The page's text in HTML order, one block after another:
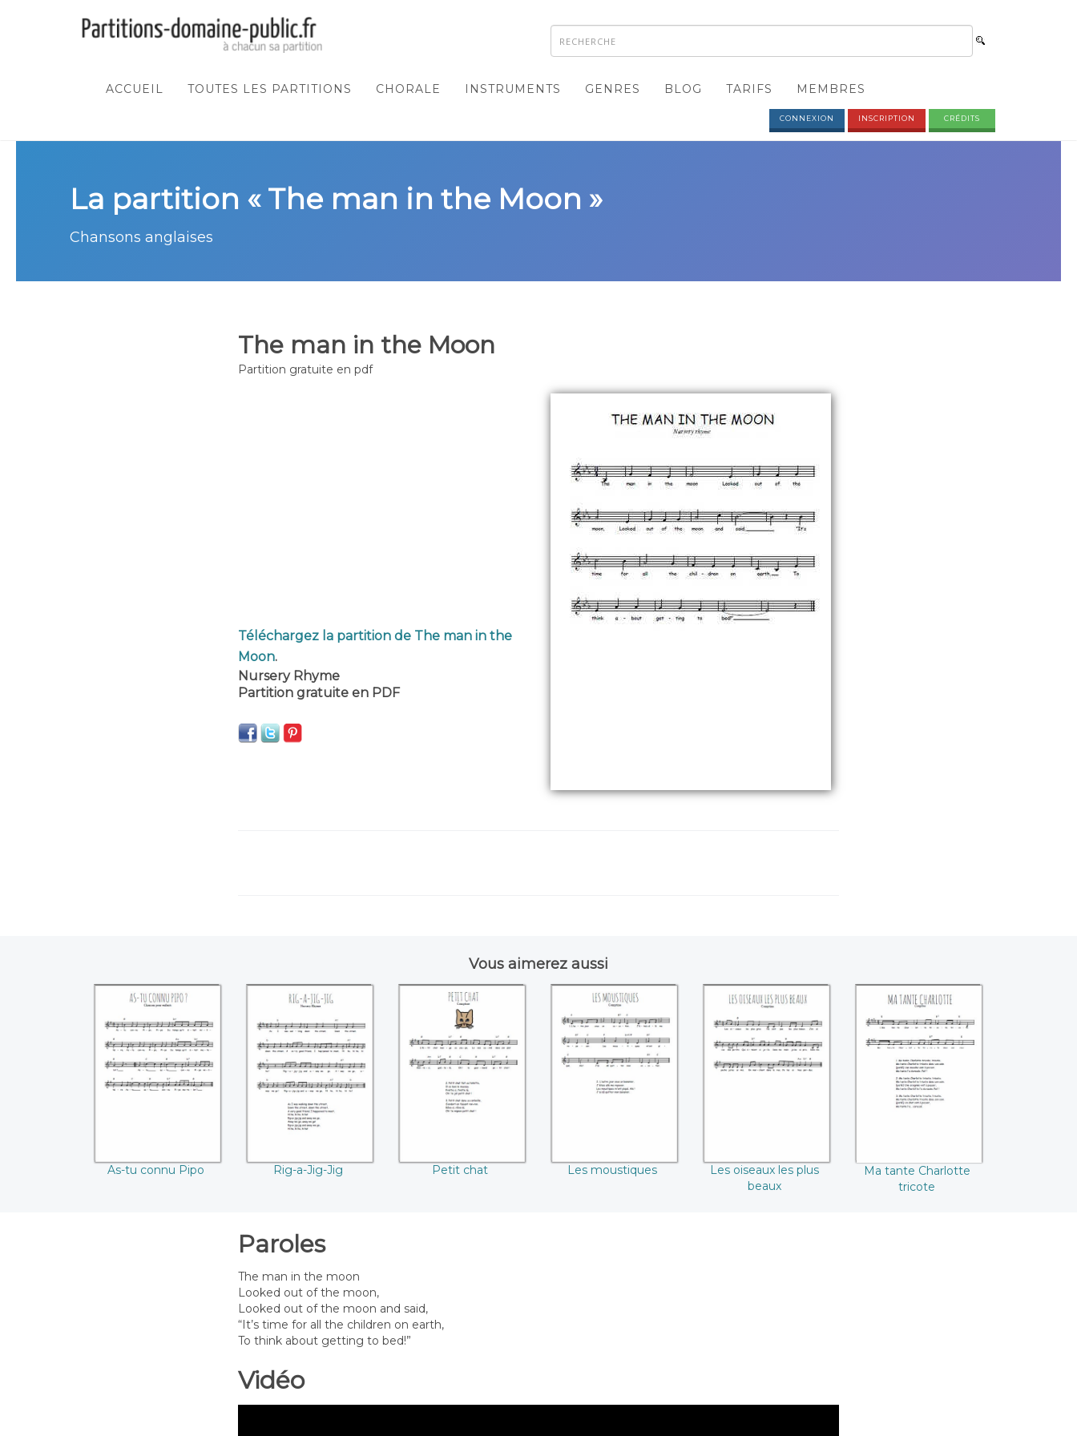
ACCUEIL TOUTES LES PARTITIONS CHORALE INSTRUMENTS GENRES BLOG TARIFS MEMBRES
CONNEXION INSCRIPTION CRÉDITS
La partition « The man in the Moon »
Chansons anglaises
The man in the Moon
Partition gratuite en pdf
Téléchargez la partition de The man in the
Moon.
Nursery Rhyme
Partition gratuite en PDF
Vous aimerez aussi
As-tu connu Pipo
As-tu connu Pipo
Rig-a-Jig-Jig
Rig-a-Jig-Jig
Petit chat
Petit chat
Les moustiques
Les moustiques
Les oiseaux les plus
beaux
Les oiseaux les plus
beaux
Ma tante Charlotte
tricote
Ma tante Charlotte
tricote
Paroles
The man in the moon
Looked out of the moon,
Looked out of the moon and said,
“It’s time for all the children on earth,
To think about getting to bed!”
Vidéo